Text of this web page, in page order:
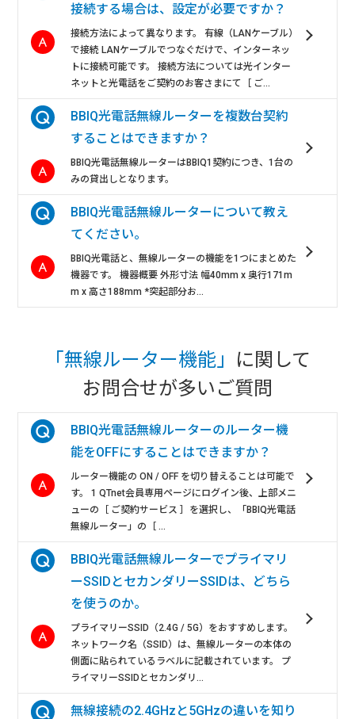
接続する場合は、設定が必要ですか？
接続方法によって異なります。 有線（LANケーブル）
で接続 LANケーブルでつなぐだけで、インターネッ
トに接続可能です。 接続方法については光インター
ネットと光電話をご契約のお客さまにて［ ご...
BBIQ光電話無線ルーターを複数台契約
することはできますか？
BBIQ光電話無線ルーターはBBIQ1契約につき、1台の
みの貸出しとなります。
BBIQ光電話無線ルーターについて教え
てください。
BBIQ光電話と、無線ルーターの機能を1つにまとめた
機器です。 機器概要 外形寸法 幅40mm x 奥行171m
m x 高さ188mm *突起部分お...
「無線ルーター機能」
に関して
お問合せが多いご質問
BBIQ光電話無線ルーターのルーター機
能をOFFにすることはできますか？
ルーター機能の ON / OFF を切り替えることは可能で
す。 1 QTnet会員専用ページにログイン後、上部メニ
ューの［ ご契約サービス ］を選択し、「BBIQ光電話
無線ルーター」の［ ...
BBIQ光電話無線ルーターでプライマリ
ーSSIDとセカンダリーSSIDは、どちら
を使うのか。
プライマリーSSID（2.4G / 5G）をおすすめします。
ネットワーク名（SSID）は、無線ルーターの本体の
側面に貼られているラベルに記載されています。 プ
ライマリーSSIDとセカンダリ...
無線接続の2.4GHzと5GHzの違いを知り